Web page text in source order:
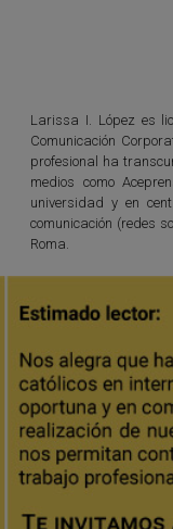
Larissa I. López es
Comunicación
profesional ha
medios como
universidad y en
comunicación (redes
Roma.